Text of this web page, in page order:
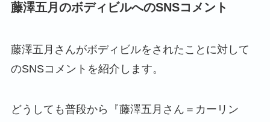
藤澤五月のボディビルへのSNSコメント
藤澤五月さんがボディビルをされたことに対して
のSNSコメントを紹介します。
どうしても普段から『藤澤五月さん＝カーリン